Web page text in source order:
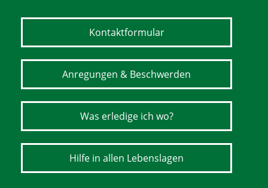
Kontaktformular
Anregungen & Beschwerden
Was erledige ich wo?
Hilfe in allen Lebenslagen